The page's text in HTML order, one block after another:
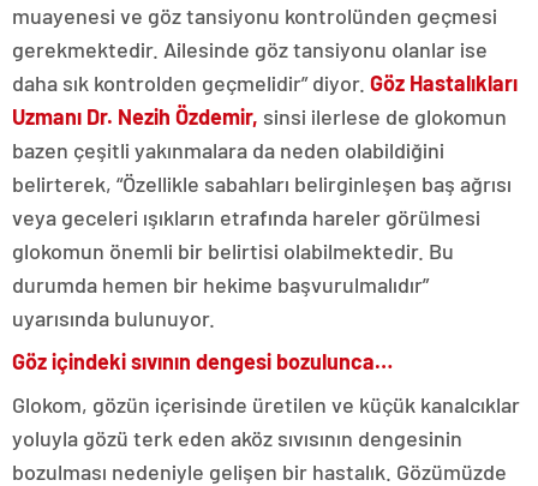
muayenesi ve göz tansiyonu kontrolünden geçmesi
gerekmektedir. Ailesinde göz tansiyonu olanlar ise
daha sık kontrolden geçmelidir” diyor. Göz Hastalıkları
Uzmanı Dr. Nezih Özdemir, sinsi ilerlese de glokomun
bazen çeşitli yakınmalara da neden olabildiğini
belirterek, “Özellikle sabahları belirginleşen baş ağrısı
veya geceleri ışıkların etrafında hareler görülmesi
glokomun önemli bir belirtisi olabilmektedir. Bu
durumda hemen bir hekime başvurulmalıdır”
uyarısında bulunuyor.
Göz içindeki sıvının dengesi bozulunca…
Glokom, gözün içerisinde üretilen ve küçük kanalcıklar
yoluyla gözü terk eden aköz sıvısının dengesinin
bozulması nedeniyle gelişen bir hastalık. Gözümüzde